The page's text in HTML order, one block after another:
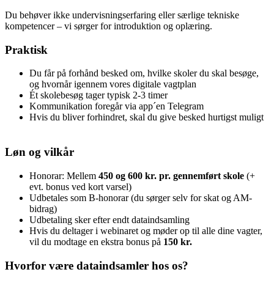
Du behøver ikke undervisningserfaring eller særlige tekniske
kompetencer – vi sørger for introduktion og oplæring.
Praktisk
Du får på forhånd besked om, hvilke skoler du skal besøge,
og hvornår igennem vores digitale vagtplan
Ét skolebesøg tager typisk 2-3 timer
Kommunikation foregår via app´en Telegram
Hvis du bliver forhindret, skal du give besked hurtigst muligt
Løn og vilkår
Honorar: Mellem 450 og 600 kr. pr. gennemført skole (+
evt. bonus ved kort varsel)
Udbetales som B-honorar (du sørger selv for skat og AM-
bidrag)
Udbetaling sker efter endt dataindsamling
Hvis du deltager i webinaret og møder op til alle dine vagter,
vil du modtage en ekstra bonus på 150 kr.
Hvorfor være dataindsamler hos os?